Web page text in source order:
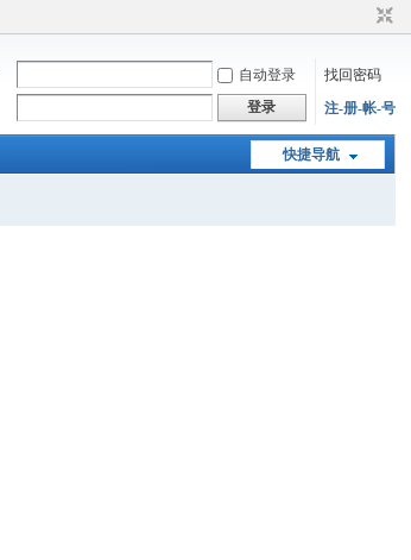
自动登录
找回密码
登录 注-册-帐-号
快捷导航